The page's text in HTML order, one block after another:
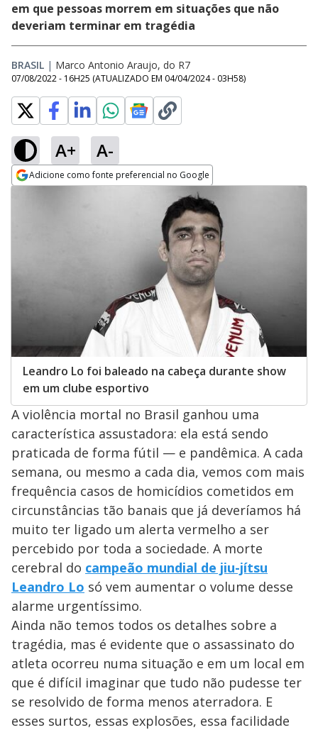
em que pessoas morrem em situações que não
deveriam terminar em tragédia
BRASIL | Marco Antonio Araujo, do R7
07/08/2022 - 16H25 (ATUALIZADO EM 04/04/2024 - 03H58)
A+ A-
Adicione como fonte preferencial no Google
Leandro Lo foi baleado na cabeça durante show
em um clube esportivo
A violência mortal no Brasil ganhou uma
característica assustadora: ela está sendo
praticada de forma fútil — e pandêmica. A cada
semana, ou mesmo a cada dia, vemos com mais
frequência casos de homicídios cometidos em
circunstâncias tão banais que já deveríamos há
muito ter ligado um alerta vermelho a ser
percebido por toda a sociedade. A morte
cerebral do campeão mundial de jiu-jítsu
Leandro Lo só vem aumentar o volume desse
alarme urgentíssimo.
Ainda não temos todos os detalhes sobre a
tragédia, mas é evidente que o assassinato do
atleta ocorreu numa situação e em um local em
que é difícil imaginar que tudo não pudesse ter
se resolvido de forma menos aterradora. E
esses surtos, essas explosões, essa facilidade